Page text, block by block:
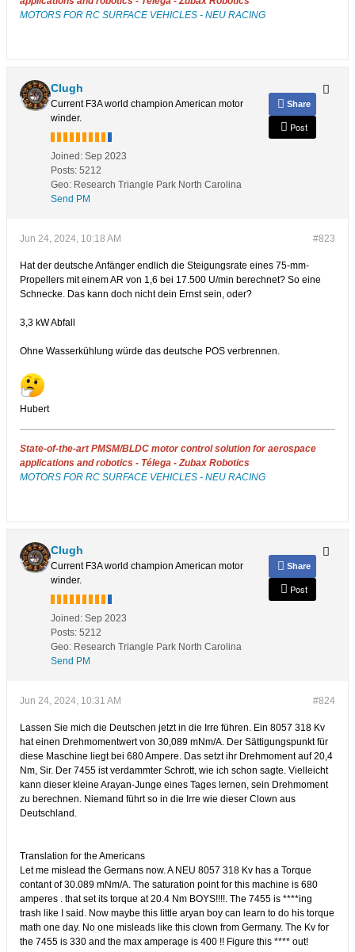
MOTORS FOR RC SURFACE VEHICLES - NEU RACING
Clugh
Current F3A world champion American motor
winder.
Joined: Sep 2023
Posts: 5212
Geo: Research Triangle Park North Carolina
Send PM
Share
Post
#823
Jun 24, 2024, 10:18 AM
Hat der deutsche Anfänger endlich die Steigungsrate eines 75-mm-
Propellers mit einem AR von 1,6 bei 17.500 U/min berechnet? So eine
Schnecke. Das kann doch nicht dein Ernst sein, oder?
3,3 kW Abfall
Ohne Wasserkühlung würde das deutsche POS verbrennen.
Hubert
State-of-the-art PMSM/BLDC motor control solution for aerospace
applications and robotics - Télega - Zubax Robotics
MOTORS FOR RC SURFACE VEHICLES - NEU RACING
Clugh
Current F3A world champion American motor
winder.
Joined: Sep 2023
Posts: 5212
Geo: Research Triangle Park North Carolina
Send PM
Share
Post
#824
Jun 24, 2024, 10:31 AM
Lassen Sie mich die Deutschen jetzt in die Irre führen. Ein 8057 318 Kv
hat einen Drehmomentwert von 30,089 mNm/A. Der Sättigungspunkt für
diese Maschine liegt bei 680 Ampere. Das setzt ihr Drehmoment auf 20,4
Nm, Sir. Der 7455 ist verdammter Schrott, wie ich schon sagte. Vielleicht
kann dieser kleine Arayan-Junge eines Tages lernen, sein Drehmoment
zu berechnen. Niemand führt so in die Irre wie dieser Clown aus
Deutschland.
Translation for the Americans
Let me mislead the Germans now. A NEU 8057 318 Kv has a Torque
contant of 30.089 mNm/A. The saturation point for this machine is 680
amperes . that set its torque at 20.4 Nm BOYS!!!!. The 7455 is ****ing
trash like I said. Now maybe this little aryan boy can learn to do his torque
math one day. No one misleads like this clown from Germany. The Kv for
the 7455 is 330 and the max amperage is 400 !! Figure this **** out!